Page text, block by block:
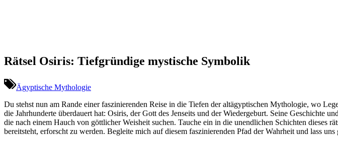
Rätsel Osiris: Tiefgründige mystische Symbolik
Ägyptische Mythologie
Du stehst nun am Rande einer faszinierenden Reise in die Tiefen der altägyptischen Mythologie, wo
die Jahrhunderte überdauert hat: Osiris, der Gott des Jenseits und der Wiedergeburt. Seine
die nach einem Hauch von göttlicher Weisheit suchen. Tauche ein in die unendlichen Schichten dieses
bereitsteht, erforscht zu werden. Begleite mich auf diesem faszinierenden Pfad der Wahrheit und lass